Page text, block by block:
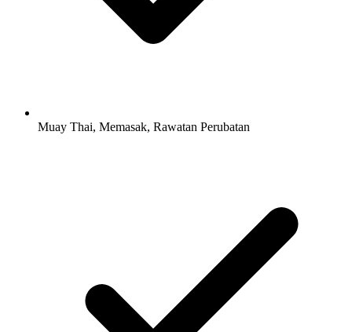
Muay Thai, Memasak, Rawatan Perubatan